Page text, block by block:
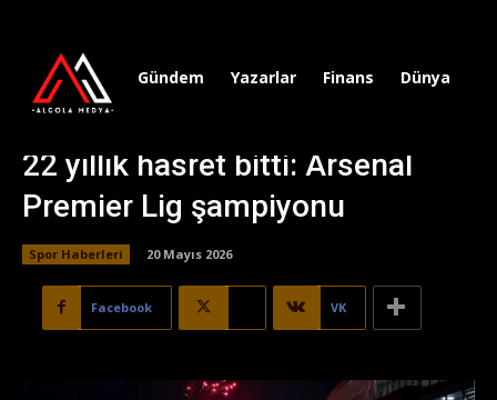
Gündem Yazarlar Finans Dünya
22 yıllık hasret bitti: Arsenal
Premier Lig şampiyonu
Spor Haberleri 20 Mayıs 2026
Facebook VK